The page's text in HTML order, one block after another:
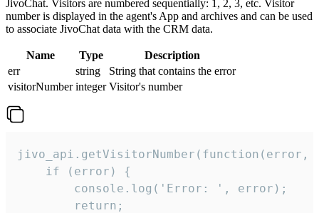
JivoChat. Visitors are numbered sequentially: 1, 2, 3, etc. Visitor
number is displayed in the agent's App and archives and can be used
to associate JivoChat data with the CRM data.
Name Type
Description
err
string
String that contains the error
visitorNumber integer Visitor's number
jivo_api.getVisitorNumber(function(error,
    if (error) {
        console.log('Error: ', error);
        return;